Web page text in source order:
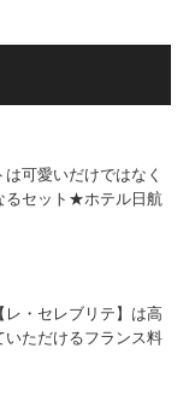
可愛いだけではなく
るセット★ホテル日航
・セレブリテ】は高
ただけるフランス料